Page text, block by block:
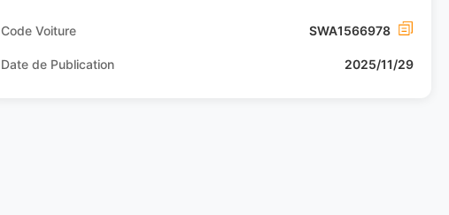
Code Voiture SWA1566978
Date de Publication 2025/11/29